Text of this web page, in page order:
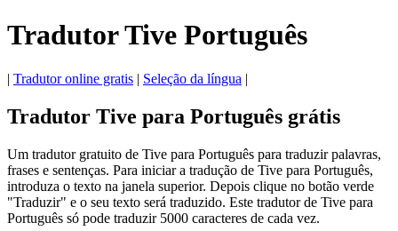
Tradutor Tive Português
| Tradutor online gratis | Seleção da língua |
Tradutor Tive para Português grátis
Um tradutor gratuito de Tive para Português para traduzir palavras,
frases e sentenças. Para iniciar a tradução de Tive para Português,
introduza o texto na janela superior. Depois clique no botão verde
"Traduzir" e o seu texto será traduzido. Este tradutor de Tive para
Português só pode traduzir 5000 caracteres de cada vez.